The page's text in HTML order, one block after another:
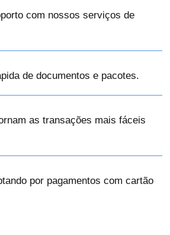
com nossos serviços de
de documentos e pacotes.
as transações mais fáceis
por pagamentos com cartão